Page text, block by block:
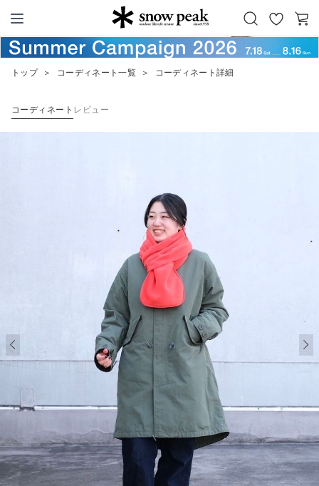
Snow Peak
お
気
カ
ー
トップ ＞ コーディネート一覧 ＞ コーディネート詳細
コーディネート レビュー